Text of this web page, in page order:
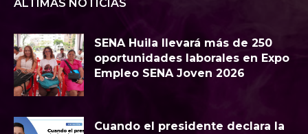
ÁLTIMAS NOTICIAS
SENA Huila llevará más de 250
oportunidades laborales en Expo
Empleo SENA Joven 2026
Cuando el presidente declara la